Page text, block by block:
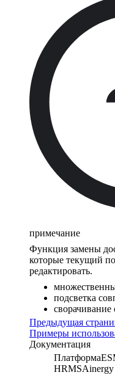
примечание
Функция замены
которые текущий
редактировать.
подсветка
сворачивание
Предыдущая
Примеры
Документация
Платформа
HRMSAinergy